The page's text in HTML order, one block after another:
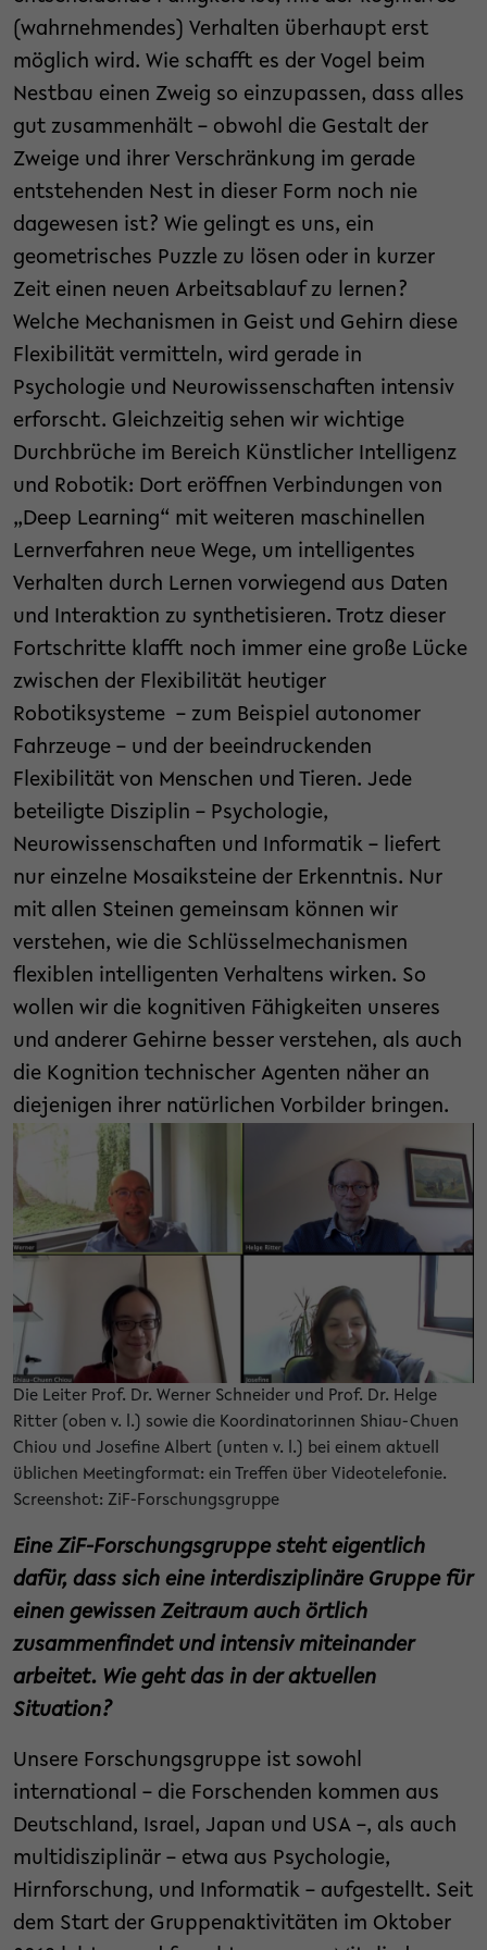
(wahrnehmendes) Verhalten überhaupt erst
möglich wird. Wie schafft es der Vogel beim
Nestbau einen Zweig so einzupassen, dass alles
gut zusammenhält – obwohl die Gestalt der
Zweige und ihrer Verschränkung im gerade
entstehenden Nest in dieser Form noch nie
dagewesen ist? Wie gelingt es uns, ein
geometrisches Puzzle zu lösen oder in kurzer
Zeit einen neuen Arbeitsablauf zu lernen?
Welche Mechanismen in Geist und Gehirn diese
Flexibilität vermitteln, wird gerade in
Psychologie und Neurowissenschaften intensiv
erforscht. Gleichzeitig sehen wir wichtige
Durchbrüche im Bereich Künstlicher Intelligenz
und Robotik: Dort eröffnen Verbindungen von
„Deep Learning“ mit weiteren maschinellen
Lernverfahren neue Wege, um intelligentes
Verhalten durch Lernen vorwiegend aus Daten
und Interaktion zu synthetisieren. Trotz dieser
Fortschritte klafft noch immer eine große Lücke
zwischen der Flexibilität heutiger
Robotiksysteme – zum Beispiel autonomer
Fahrzeuge – und der beeindruckenden
Flexibilität von Menschen und Tieren. Jede
beteiligte Disziplin – Psychologie,
Neurowissenschaften und Informatik – liefert
nur einzelne Mosaiksteine der Erkenntnis. Nur
mit allen Steinen gemeinsam können wir
verstehen, wie die Schlüsselmechanismen
flexiblen intelligenten Verhaltens wirken. So
wollen wir die kognitiven Fähigkeiten unseres
und anderer Gehirne besser verstehen, als auch
die Kognition technischer Agenten näher an
diejenigen ihrer natürlichen Vorbilder bringen.
Die Leiter Prof. Dr. Werner Schneider und Prof. Dr. Helge
Ritter (oben v. l.) sowie die Koordinatorinnen Shiau-Chuen
Chiou und Josefine Albert (unten v. l.) bei einem aktuell
üblichen Meetingformat: ein Treffen über Videotelefonie.
Screenshot: ZiF-Forschungsgruppe
Eine ZiF-Forschungsgruppe steht eigentlich
dafür, dass sich eine interdisziplinäre Gruppe für
einen gewissen Zeitraum auch örtlich
zusammenfindet und intensiv miteinander
arbeitet. Wie geht das in der aktuellen
Situation?
Unsere Forschungsgruppe ist sowohl
international – die Forschenden kommen aus
Deutschland, Israel, Japan und USA –, als auch
multidisziplinär – etwa aus Psychologie,
Hirnforschung, und Informatik – aufgestellt. Seit
dem Start der Gruppenaktivitäten im Oktober